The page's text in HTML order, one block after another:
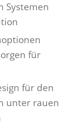
Systemen
für
für den
unter rauen